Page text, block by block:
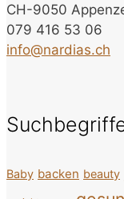
CH-9050
079 416 53 06
info@nardias.ch
Baby backen beauty